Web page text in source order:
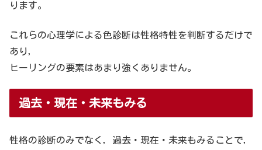
ります。
これらの心理学による色診断は性格特性を判断するだけで
あり，
ヒーリングの要素はあまり強くありません。
過去・現在・未来もみる
性格の診断のみでなく，過去・現在・未来もみることで，